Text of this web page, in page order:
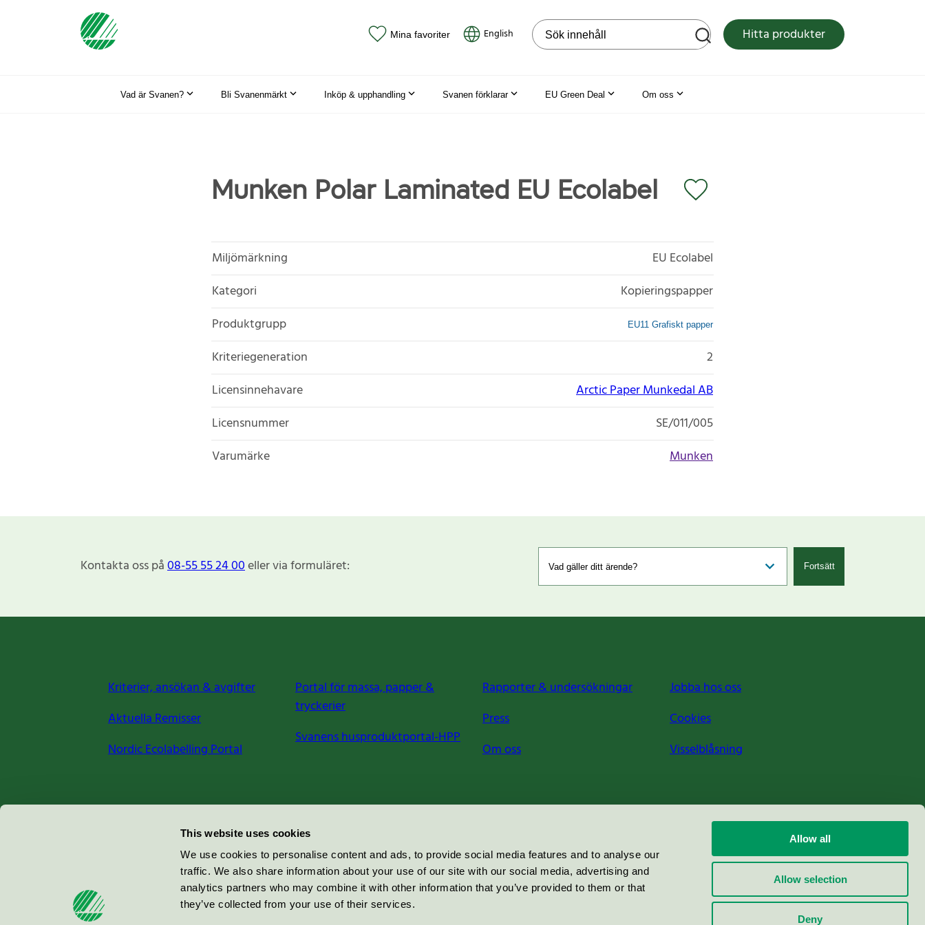
This website uses cookies
We use cookies to personalise content and ads, to provide social media features and to analyse our
traffic. We also share information about your use of our site with our social media, advertising and
analytics partners who may combine it with other information that you’ve provided to them or that
they’ve collected from your use of their services.
Allow all
Allow selection
Deny
Mina favoriter English Sök på webbplatsen Hitta produkter
Vad är Svanen? Bli Svanenmärkt Inköp & upphandling Svanen förklarar EU Green Deal Om oss
Munken Polar Laminated EU Ecolabel
Miljömärkning
EU Ecolabel
Kategori
Kopieringspapper
Produktgrupp
EU11 Grafiskt papper
Kriteriegeneration
2
Licensinnehavare
Arctic Paper Munkedal AB
Licensnummer
SE/011/005
Varumärke
Munken
Kontakta oss på08-55 55 24 00eller via formuläret: Fortsätt
Kriterier, ansökan & avgifter
Aktuella Remisser
Nordic Ecolabelling Portal
Portal för massa, papper &
tryckerier
Svanens husproduktportal-HPP
Rapporter & undersökningar
Press
Om oss
Jobba hos oss
Cookies
Visselblåsning
Miljömärkning Sverige AB
100 64